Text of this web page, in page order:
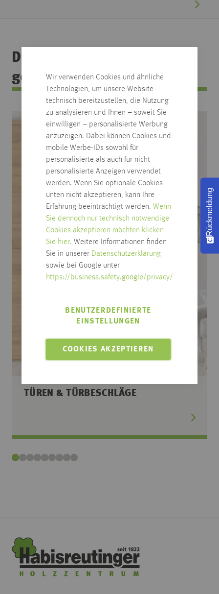
Wir verwenden Cookies und ähnliche
Technologien, um unsere Website
technisch bereitzustellen, die Nutzung
zu analysieren und Ihnen – soweit Sie
einwilligen – personalisierte Werbung
anzuzeigen. Dabei können Cookies und
mobile Werbe-IDs sowohl für
personalisierte als auch für nicht
personalisierte Anzeigen verwendet
werden. Wenn Sie optionale Cookies
unten nicht akzeptieren, kann Ihre
Erfahrung beeinträchtigt werden. Wenn
Sie dennoch nur technisch notwendige
Cookies akzeptieren möchten klicken
Sie hier. Weitere Informationen finden
Sie in unserer Datenschutzerklärung
sowie bei Google unter
https://business.safety.google/privacy/
COOKIES AKZEPTIEREN
BENUTZERDEFINIERTE
EINSTELLUNGEN
Das könnte Ihnen auch
gefallen
TÜREN & TÜRBESCHLÄGE
Rückmeldung